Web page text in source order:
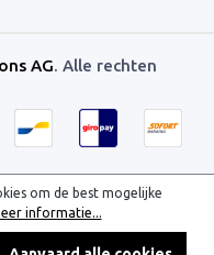
AG. Alle rechten
om de best mogelijke
informatie...